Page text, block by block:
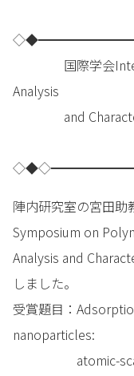
国際学会
Analysis
and
陣内研究室の宮田
Symposium on
Analysis and
しました。
受賞題目：
nanoparticles:
atomic-scale